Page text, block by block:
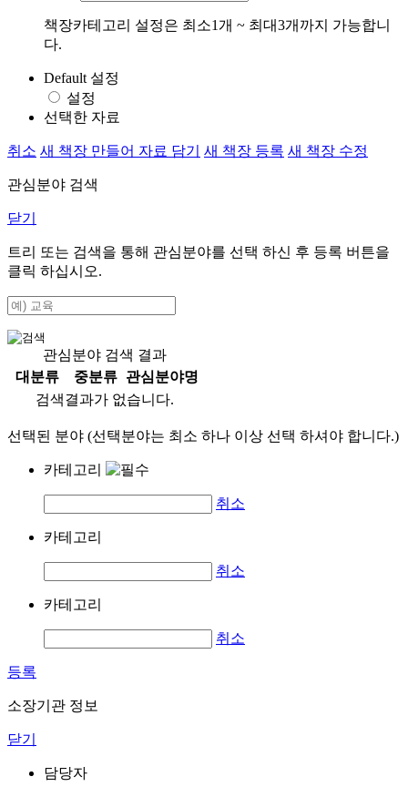
책장카테고리 설정은 최소1개 ~ 최대3개까지 가능합니
다.
Default 설정
설정
선택한 자료
취소 새 책장 만들어 자료 담기 새 책장 등록 새 책장 수정
관심분야 검색
닫기
트리 또는 검색을 통해 관심분야를 선택 하신 후 등록 버튼을
클릭 하십시오.
관심분야 검색 결과
대분류
중분류
관심분야명
검색결과가 없습니다.
선택된 분야 (선택분야는 최소 하나 이상 선택 하셔야 합니다.)
카테고리
취소
카테고리
취소
카테고리
취소
등록
소장기관 정보
닫기
담당자